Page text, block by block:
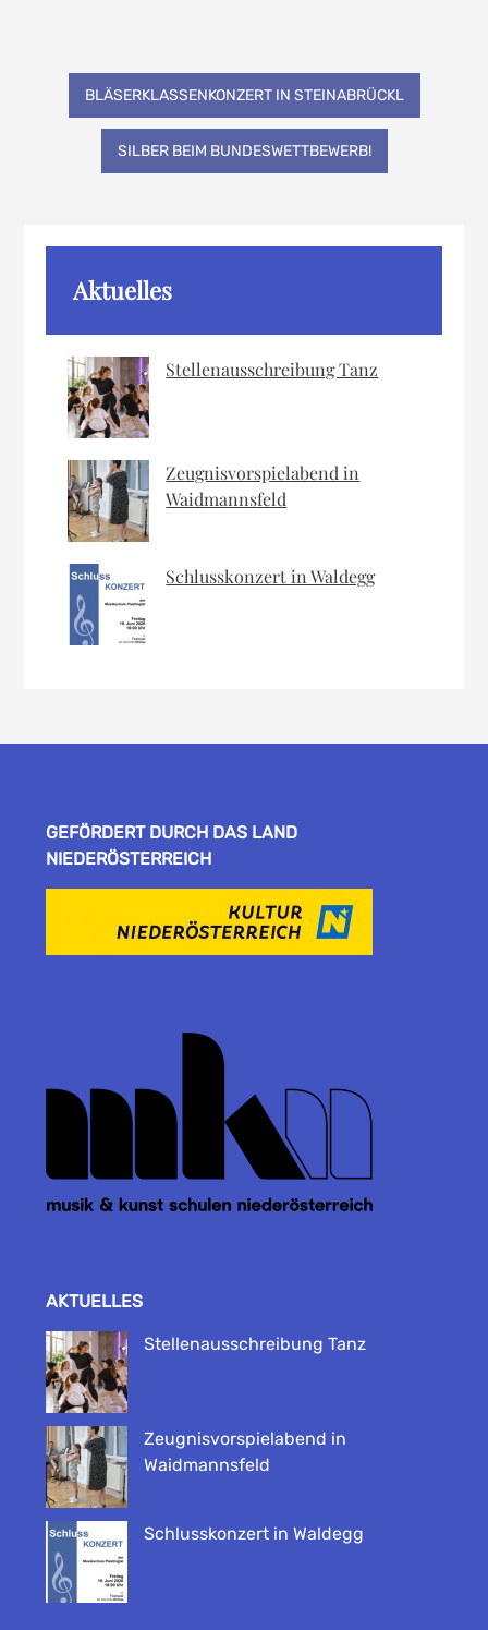
Beitragsnavigation
BLÄSERKLASSENKONZERT IN STEINABRÜCKL
SILBER BEIM BUNDESWETTBEWERB!
Aktuelles
Stellenausschreibung Tanz
Zeugnisvorspielabend in
Waidmannsfeld
Schlusskonzert in Waldegg
GEFÖRDERT DURCH DAS LAND
NIEDERÖSTERREICH
AKTUELLES
Stellenausschreibung Tanz
Zeugnisvorspielabend in
Waidmannsfeld
Schlusskonzert in Waldegg